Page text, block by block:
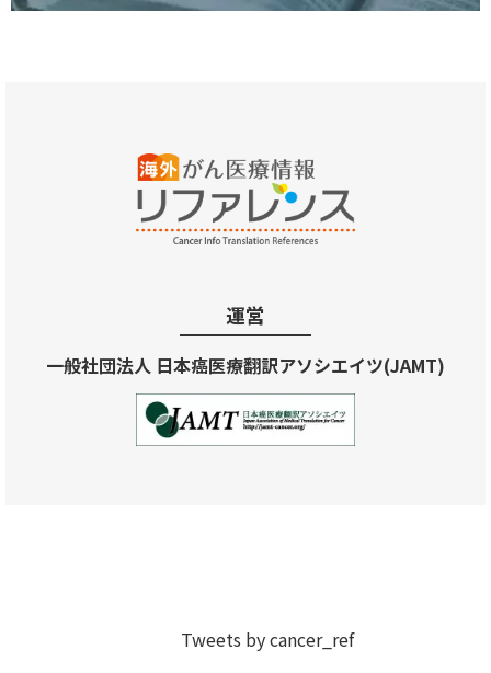
運営
一般社団法人 日本癌医療翻訳アソシエイツ(JAMT)
Tweets by cancer_ref